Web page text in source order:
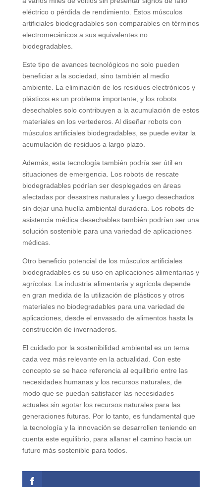
eléctrico o pérdida de rendimiento. Estos músculos
artificiales biodegradables son comparables en términos
electromecánicos a sus equivalentes no
biodegradables.
Este tipo de avances tecnológicos no solo pueden
beneficiar a la sociedad, sino también al medio
ambiente. La eliminación de los residuos electrónicos y
plásticos es un problema importante, y los robots
desechables solo contribuyen a la acumulación de estos
materiales en los vertederos. Al diseñar robots con
músculos artificiales biodegradables, se puede evitar la
acumulación de residuos a largo plazo.
Además, esta tecnología también podría ser útil en
situaciones de emergencia. Los robots de rescate
biodegradables podrían ser desplegados en áreas
afectadas por desastres naturales y luego desechados
sin dejar una huella ambiental duradera. Los robots de
asistencia médica desechables también podrían ser una
solución sostenible para una variedad de aplicaciones
médicas.
Otro beneficio potencial de los músculos artificiales
biodegradables es su uso en aplicaciones alimentarias y
agrícolas. La industria alimentaria y agrícola depende
en gran medida de la utilización de plásticos y otros
materiales no biodegradables para una variedad de
aplicaciones, desde el envasado de alimentos hasta la
construcción de invernaderos.
El cuidado por la sostenibilidad ambiental es un tema
cada vez más relevante en la actualidad. Con este
concepto se se hace referencia al equilibrio entre las
necesidades humanas y los recursos naturales, de
modo que se puedan satisfacer las necesidades
actuales sin agotar los recursos naturales para las
generaciones futuras. Por lo tanto, es fundamental que
la tecnología y la innovación se desarrollen teniendo en
cuenta este equilibrio, para allanar el camino hacia un
futuro más sostenible para todos.